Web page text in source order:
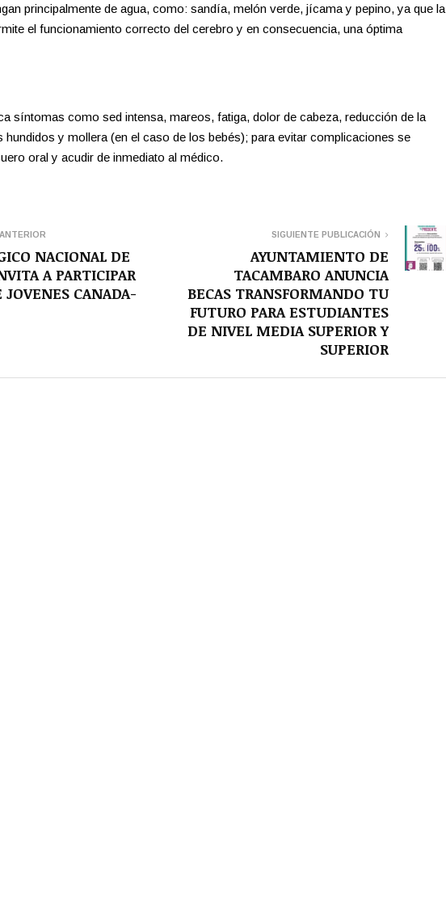
principalmente de agua, como: sandía, melón verde, jícama y pepino, ya que la
el funcionamiento correcto del cerebro y en consecuencia, una óptima
síntomas como sed intensa, mareos, fatiga, dolor de cabeza, reducción de la
hundidos y mollera (en el caso de los bebés); para evitar complicaciones se
oral y acudir de inmediato al médico.
NACIONAL DE
A PARTICIPAR
JOVENES CANADA-
SIGUIENTE PUBLICACIÓN
AYUNTAMIENTO DE
TACAMBARO ANUNCIA
BECAS TRANSFORMANDO TU
FUTURO PARA ESTUDIANTES
DE NIVEL MEDIA SUPERIOR Y
SUPERIOR